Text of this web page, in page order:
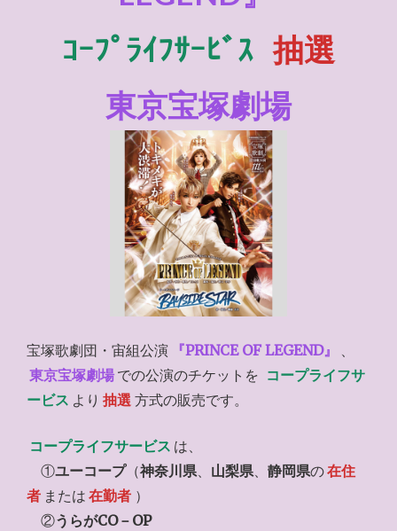
ｺｰﾌﾟﾗｲﾌｻｰﾋﾞｽ 抽選
東京宝塚劇場
宝塚歌劇団・宙組公演 『PRINCE OF LEGEND』
、
東京宝塚劇場 での公演のチケットを コープライフサ
ービス より 抽選 方式の販売です。
コープライフサービス は、
①ユーコープ（神奈川県、 山梨県、 静岡県の在住
者 または 在勤者 ）
②うらがCO－OP